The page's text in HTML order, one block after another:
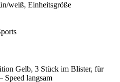
weiß, Einheitsgröße